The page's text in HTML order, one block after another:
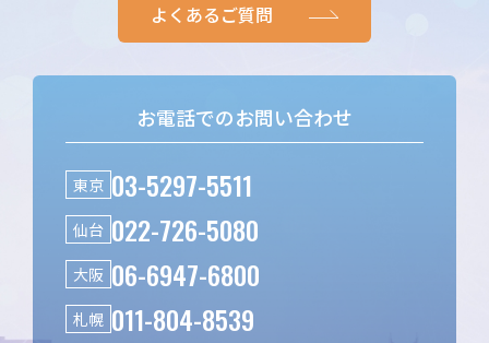
よくあるご質問
お電話でのお問い合わせ
東京 03-5297-5511
仙台 022-726-5080
大阪 06-6947-6800
札幌 011-804-8539